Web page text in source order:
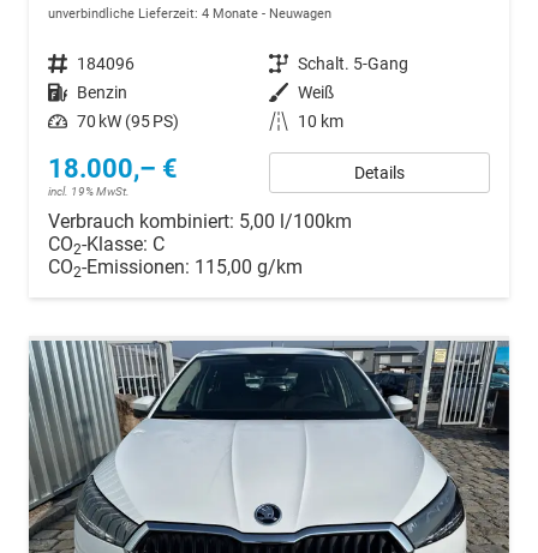
unverbindliche Lieferzeit: 4 Monate Neuwagen
Fahrzeugnr. 184096 Getriebe Schalt. 5-Gang
Kraftstoff Benzin Außenfarbe Weiß
Leistung 70 kW (95 PS) Kilometerstand 10 km
18.000,– €
incl. 19% MwSt.
Details
Verbrauch kombiniert: 5,00 l/100km
CO2-Klasse: C
CO2-Emissionen: 115,00 g/km